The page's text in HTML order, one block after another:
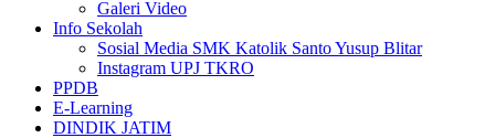
Galeri Video
Info Sekolah
Sosial Media SMK Katolik Santo Yusup Blitar
Instagram UPJ TKRO
PPDB
E-Learning
DINDIK JATIM